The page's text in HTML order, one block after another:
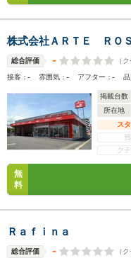
株式会社ＡＲＴＥ ＲＯ
総合評価 - （
接客：- 雰囲気：- アフター：-
掲載台数
所在地
ス
ク
無
料
Ｒａｆｉｎａ
総合評価 - （